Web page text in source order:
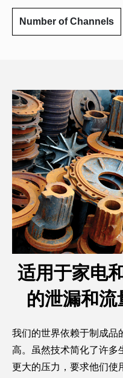
Number of Channels
适用于家电
的泄漏和
我们的世界依赖于制成品
高。虽然技术简化了许多
更大的压力，要求他们使